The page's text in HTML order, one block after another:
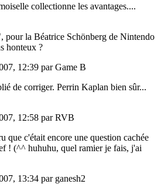
collectionne les avantages....
pour la Béatrice Schönberg de Nintendo
honteux ?
12:39 par Game B
de corriger. Perrin Kaplan bien sûr...
12:58 par RVB
que c'était encore une question cachée
! (^^ huhuhu, quel ramier je fais, j'ai
13:34 par ganesh2